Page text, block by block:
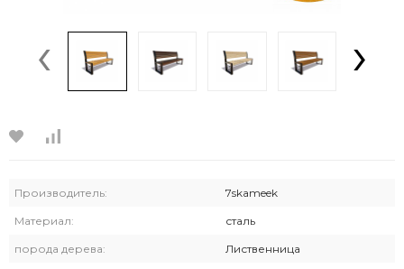
‹ ›
Производитель: 7skameek
Материал: сталь
порода дерева: Лиственница